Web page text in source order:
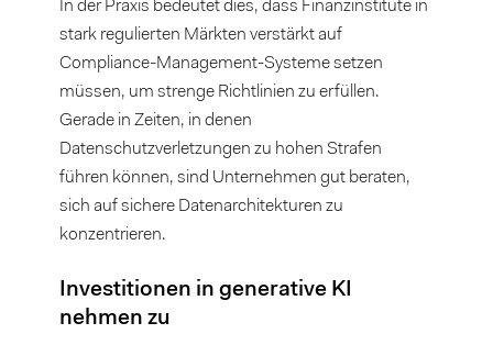
In der Praxis bedeutet dies, dass Finanzinstitute in
stark regulierten Märkten verstärkt auf
Compliance-Management-Systeme setzen
müssen, um strenge Richtlinien zu erfüllen.
Gerade in Zeiten, in denen
Datenschutzverletzungen zu hohen Strafen
führen können, sind Unternehmen gut beraten,
sich auf sichere Datenarchitekturen zu
konzentrieren.
Investitionen in generative KI
nehmen zu